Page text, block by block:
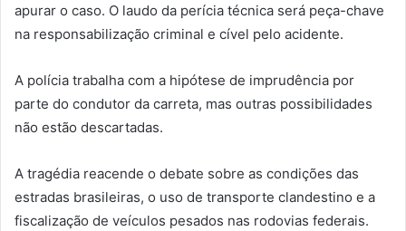
apurar o caso. O laudo da perícia técnica será peça-chave
na responsabilização criminal e cível pelo acidente.
A polícia trabalha com a hipótese de imprudência por
parte do condutor da carreta, mas outras possibilidades
não estão descartadas.
A tragédia reacende o debate sobre as condições das
estradas brasileiras, o uso de transporte clandestino e a
fiscalização de veículos pesados nas rodovias federais.